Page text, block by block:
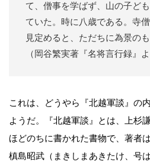
て、僧事を学ばず、山の子ど
ていた。時に八歳である。寺
見定めると、ただちに為景の
（岡谷繁実著『名将言行録』
これは、どうやら『北越軍談』の
ようだ。『北越軍談』とは、上杉
ほどのちに書かれた書物で、著者
槙島昭武（まきしまあきたけ、号